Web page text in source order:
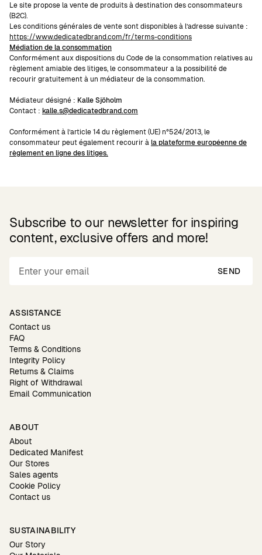
Le site propose la vente de produits à destination des consommateurs
(B2C).
Les conditions générales de vente sont disponibles à l’adresse suivante :
https://www.dedicatedbrand.com/fr/terms-conditions
Médiation de la consommation
Conformément aux dispositions du Code de la consommation relatives au
règlement amiable des litiges, le consommateur a la possibilité de
recourir gratuitement à un médiateur de la consommation.
Médiateur désigné : Kalle Sjöholm
Contact : kalle.s@dedicatedbrand.com
Conformément à l’article 14 du règlement (UE) n°524/2013, le
consommateur peut également recourir àla plateforme européenne de
règlement en ligne des litiges.
Subscribe to our newsletter for inspiring
content, exclusive offers and more!
SEND
ASSISTANCE
Contact us
FAQ
Terms & Conditions
Integrity Policy
Returns & Claims
Right of Withdrawal
Email Communication
ABOUT
About
Dedicated Manifest
Our Stores
Sales agents
Cookie Policy
Contact us
SUSTAINABILITY
Our Story